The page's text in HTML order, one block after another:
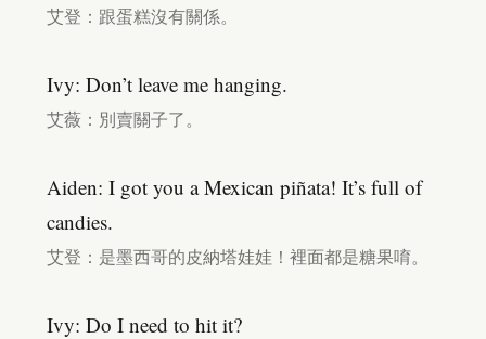
艾登：跟蛋糕沒有關係。
Ivy: Don’t leave me hanging.
艾薇：別賣關子了。
Aiden: I got you a Mexican piñata! It’s full of
candies.
艾登：是墨西哥的皮納塔娃娃！裡面都是糖果唷。
Ivy: Do I need to hit it?